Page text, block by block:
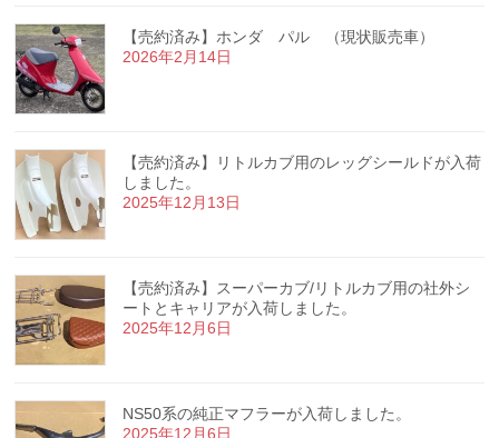
【売約済み】ホンダ パル （現状販売車）
2026年2月14日
【売約済み】リトルカブ用のレッグシールドが入荷
しました。
2025年12月13日
【売約済み】スーパーカブ/リトルカブ用の社外シ
ートとキャリアが入荷しました。
2025年12月6日
NS50系の純正マフラーが入荷しました。
2025年12月6日